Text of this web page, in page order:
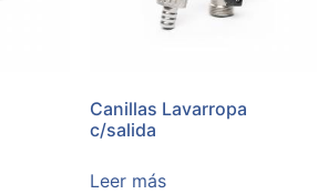
Canillas Lavarropa
c/salida
Leer más